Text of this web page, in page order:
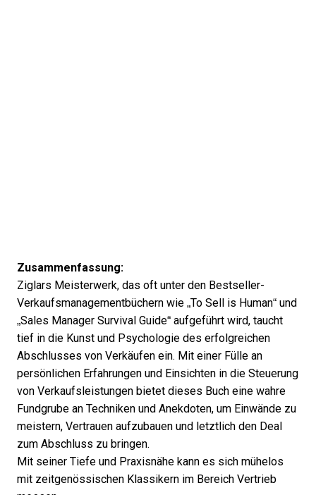
Zusammenfassung:
Ziglars Meisterwerk, das oft unter den Bestseller-
Verkaufsmanagementbüchern wie „To Sell is Human“ und
„Sales Manager Survival Guide“ aufgeführt wird, taucht
tief in die Kunst und Psychologie des erfolgreichen
Abschlusses von Verkäufen ein. Mit einer Fülle an
persönlichen Erfahrungen und Einsichten in die Steuerung
von Verkaufsleistungen bietet dieses Buch eine wahre
Fundgrube an Techniken und Anekdoten, um Einwände zu
meistern, Vertrauen aufzubauen und letztlich den Deal
zum Abschluss zu bringen.
Mit seiner Tiefe und Praxisnähe kann es sich mühelos
mit zeitgenössischen Klassikern im Bereich Vertrieb